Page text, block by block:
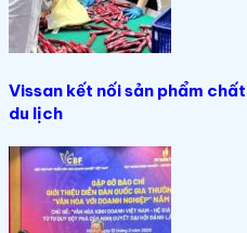
Vissan kết nối sản phẩm
du lịch